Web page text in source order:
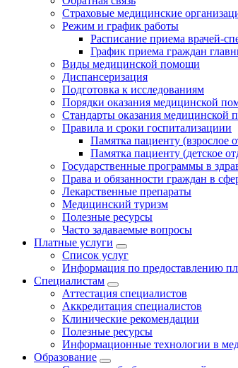
Страховые медицинские
Режим и график работы
Расписание приема врачей-
График приема граждан
Виды медицинской помощи
Диспансеризация
Подготовка к исследованиям
Порядки оказания медицинской
Стандарты оказания медицинской
Правила и сроки госпитализациии
Памятка пациенту (взрослое
Памятка пациенту (детское
Государственные программы в
Права и обязанности граждан в
Лекарственные препараты
Медицинский туризм
Полезные ресурсы
Часто задаваемые вопросы
Платные услуги
Список услуг
Информация по предоставлению
Специалистам
Аттестация специалистов
Аккредитация специалистов
Клинические рекомендации
Полезные ресурсы
Информационные технологии в
Образование